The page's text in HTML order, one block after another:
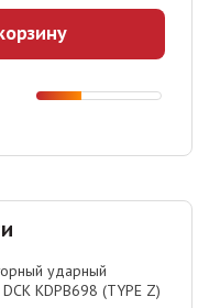
ударный
KDPB698 (TYPE Z)